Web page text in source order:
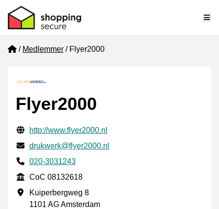
Home
Medlemmer Flyer2000
Flyer2000
Verifisert kontaktinformasjon
Website URL
http://www.flyer2000.nl
E-post
drukwerk@flyer2000.nl
Phone number
020-3031243
CoC
CoC 08132618
Forretningsadresse
Kuiperbergweg 8
1101 AG Amsterdam